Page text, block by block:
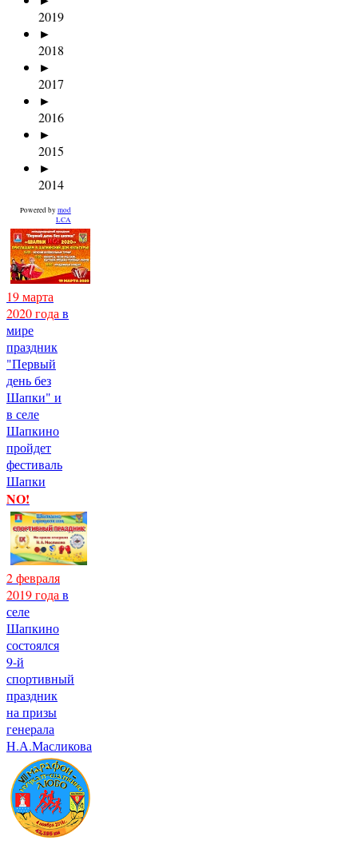
2019
►
2018
►
2017
►
2016
►
2015
►
2014
Powered by mod
LCA
19 марта
2020 года в
мире
праздник
"Первый
день без
Шапки" и
в селе
Шапкино
пройдет
фестиваль
Шапки
NO!
2 февраля
2019 года в
селе
Шапкино
состоялся
9-й
спортивный
праздник
на призы
генерала
Н.А.Масликова